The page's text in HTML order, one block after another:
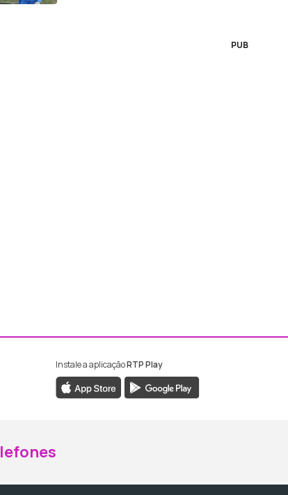
PUB
da RTP Madeira
da RTP Madeira
Instale a aplicaçãoRTP Play